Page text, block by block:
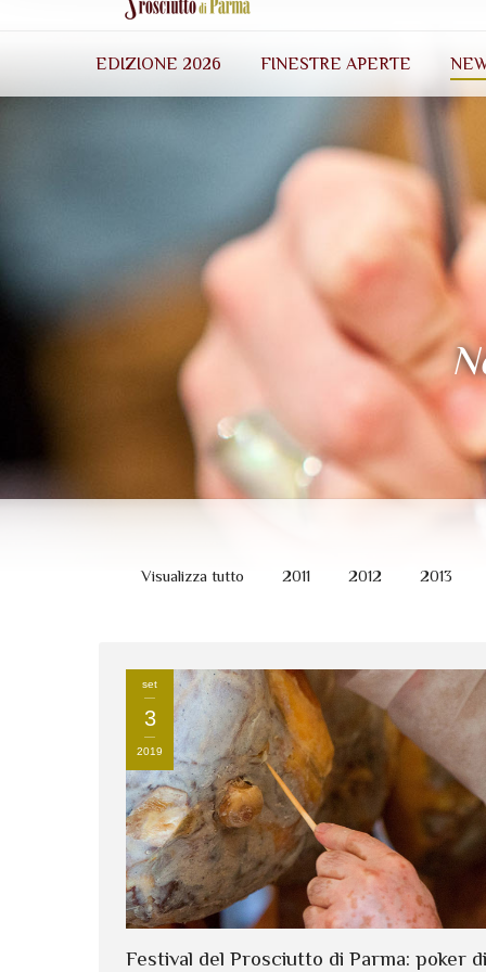
EDIZIONE 2026 FINESTRE APERTE
Visualizza tutto 2011 2012 2013
set
3
2019
Festival del Prosciutto di Parma: poker di